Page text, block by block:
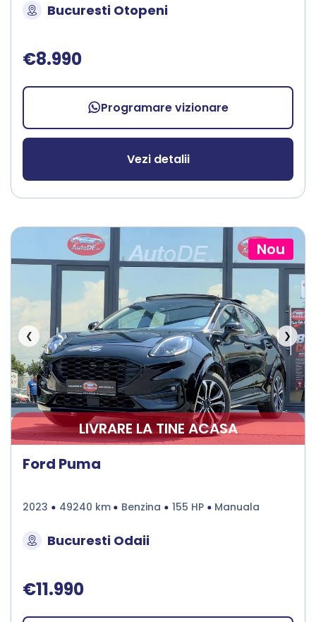
Bucuresti Otopeni
€8.990
Programare vizionare
Vezi detalii
Nou
❮ ❯
LIVRARE LA TINE ACASA
Ford Puma
2023 49240 km Benzina 155 HP Manuala
Bucuresti Odaii
€11.990